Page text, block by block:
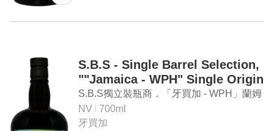
S.B.S - Single Barrel Selection,
""Jamaica - WPH" Single Origin
Rum
S.B.S獨立裝瓶商．「牙買加 - WPH」蘭姆
酒
NV
700ml
牙買加